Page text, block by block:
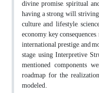
divine promise, spiritual
having a strong will,
culture and lifestyle,
economy, key
international prestige, and
stage, using Interpretive
mentioned components
roadmap for the
modeled.